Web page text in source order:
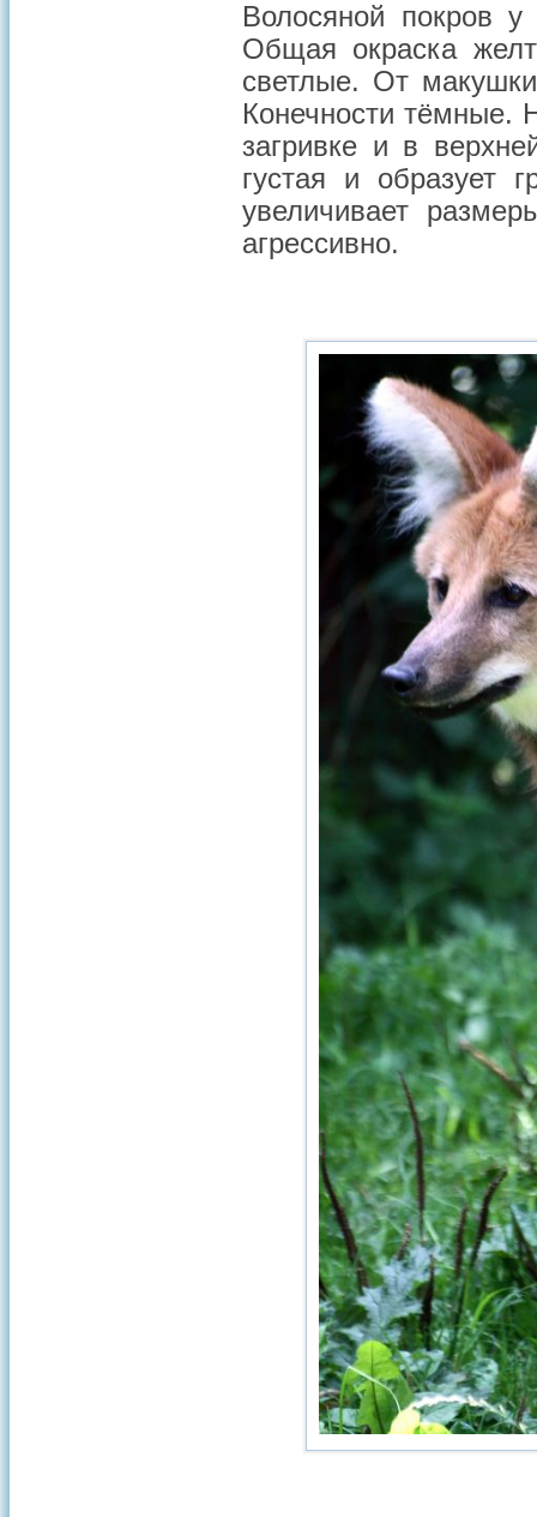
Волосяной покров
Общая окраска
светлые. От
Конечности
загривке и в
густая и образует
увеличивает
агрессивно.